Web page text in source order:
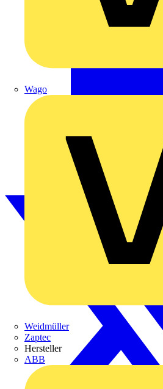
Wago
Weidmüller
Zaptec
Hersteller
ABB